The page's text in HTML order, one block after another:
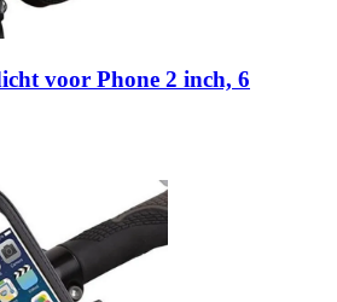
voor Phone 2 inch, 6